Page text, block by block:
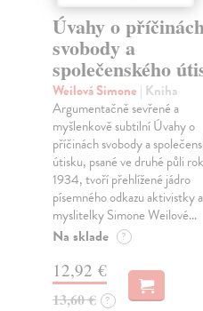
Úvahy o
svobody a
společenského
Weilová Simone | Kniha
Argumentačně sevřené a
myšlenkově subtilní Úvahy o
příčinách svobody a
útisku, psané ve druhé půli
1934, tvoří přehlížené jádro
písemného odkazu aktivistky a
myslitelky Simone Weilové…
Na sklade ?
12,92 €
13,60 € ?